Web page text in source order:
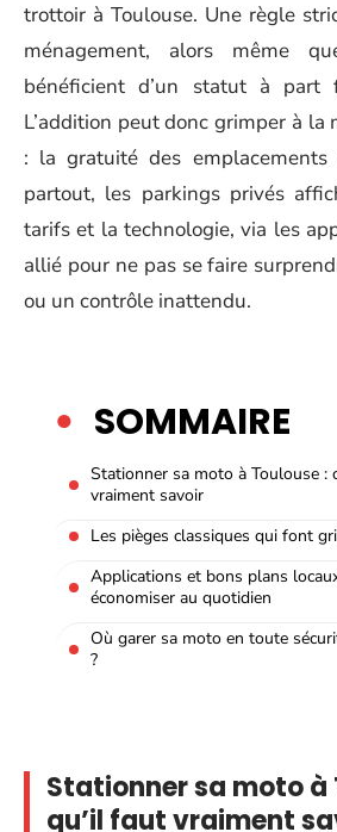
trottoir à Toulouse. Une règle
ménagement, alors même
bénéficient d’un statut à part
L’addition peut donc grimper à
: la gratuité des emplacements
partout, les parkings privés
tarifs et la technologie, via les
allié pour ne pas se faire
ou un contrôle inattendu.
SOMMAIRE
Stationner sa moto à Toulouse :
vraiment savoir
Les pièges classiques qui font
Applications et bons plans
économiser au quotidien
Où garer sa moto en toute
?
Stationner sa moto à
qu’il faut vraiment